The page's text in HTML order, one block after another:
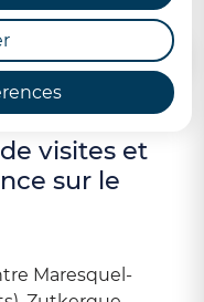
visites et
sur le
Maresquel-